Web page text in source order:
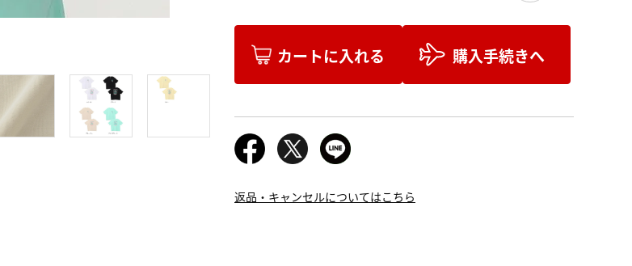
カートに入れる 購入手続きへ
返品・キャンセルについてはこちら